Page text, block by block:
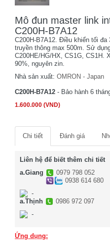
Mô đun master link
C200H-B7A12
C200H-B7A12. Điều khiển tối đa
truyền thông max 500m. Sử
C200HE/HG/HX, CS1G, CS1H.
90%, nguyên zin.
Nhà sản xuất: OMRON - Japan
C200H-B7A12 - Bảo hành 6
1.600.000 (VND)
Chi tiết Đánh giá
Liên hệ để biết thêm chi tiết
a.Giang
0979 798 052
0938 614 680
-
a.Thịnh
0986 972 097
-
Ứng dụng: